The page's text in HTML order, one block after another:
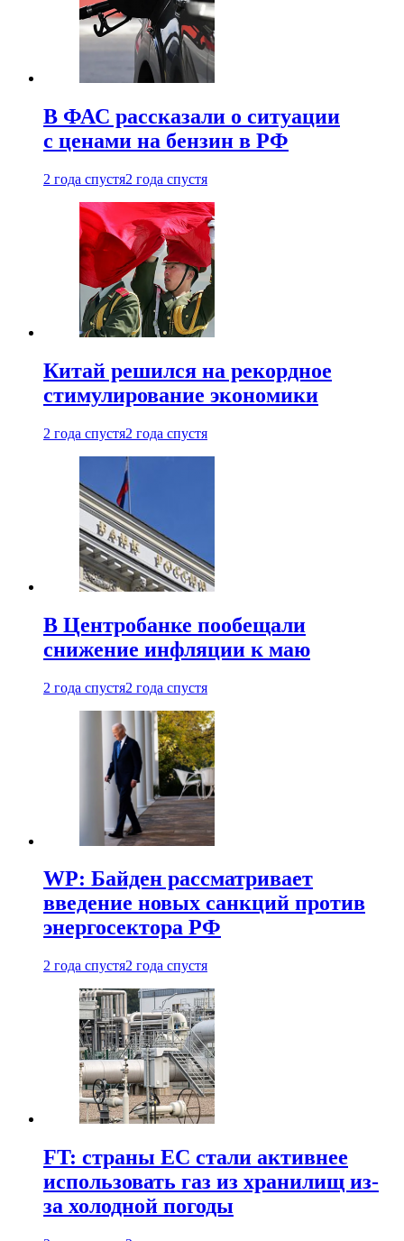
В ФАС рассказали о ситуации
с ценами на бензин в РФ
2 года спустя2 года спустя
Китай решился на рекордное
стимулирование экономики
2 года спустя2 года спустя
В Центробанке пообещали
снижение инфляции к маю
2 года спустя2 года спустя
WP: Байден рассматривает
введение новых санкций против
энергосектора РФ
2 года спустя2 года спустя
FT: страны ЕС стали активнее
использовать газ из хранилищ из-
за холодной погоды